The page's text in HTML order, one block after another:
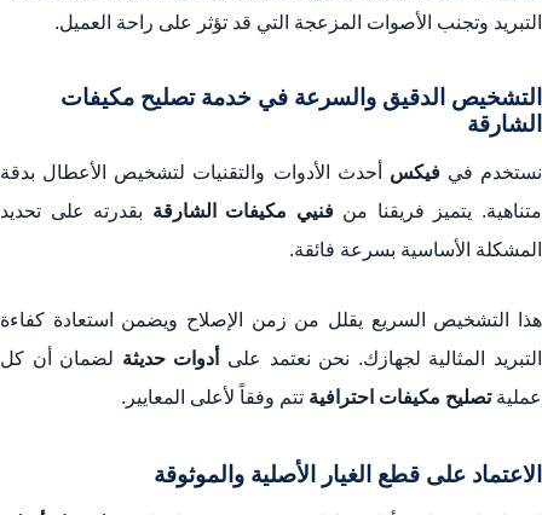
التبريد وتجنب الأصوات المزعجة التي قد تؤثر على راحة العميل.
التشخيص الدقيق والسرعة في خدمة تصليح مكيفات
الشارقة
نستخدم فيفيكس أحدث الأدوات والتقنيات لتشخيص الأعطال بدقة
متناهية. يتميز فريقنا منفنيي مكيفات الشارقة بقدرته على تحديد
المشكلة الأساسية بسرعة فائقة.
هذا التشخيص السريع يقلل من زمن الإصلاح ويضمن استعادة كفاءة
التبريد المثالية لجهازك. نحن نعتمد على
أدوات حديثة لضمان أن كل
عمليةتصليح مكيفات احترافية تتم وفقاً لأعلى المعايير.
الاعتماد على قطع الغيار الأصلية والموثوقة